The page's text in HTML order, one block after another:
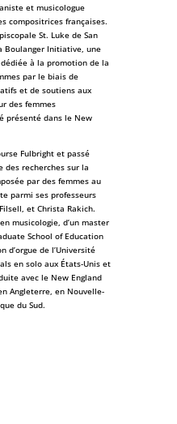
et musicologue
compositrices françaises.
St. Luke de San
Boulanger Initiative, une
à la promotion de la
par le biais de
et de soutiens aux
des femmes
présenté dans le New
Fulbright et passé
des recherches sur la
par des femmes au
parmi ses professeurs
et Christa Rakich.
musicologie, d’un master
School of Education
d’orgue de l’Université
en solo aux États-Unis et
avec le New England
Angleterre, en Nouvelle-
du Sud.